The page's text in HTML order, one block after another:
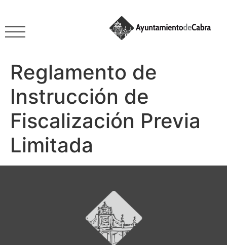
Reglamento de
Instrucción de
Fiscalización Previa
Limitada